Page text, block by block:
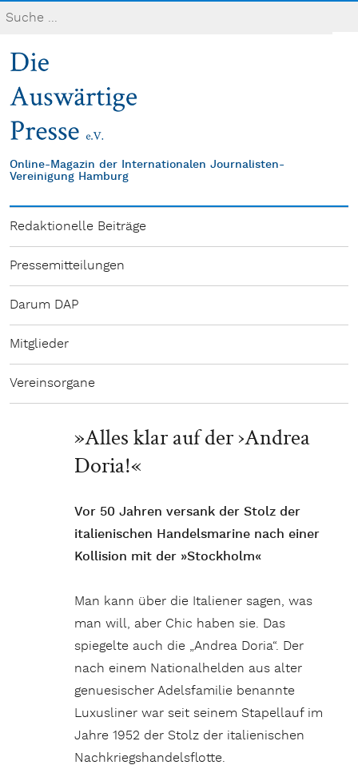
Online-Magazin der Internationalen Journalisten-
Vereinigung Hamburg
Redaktionelle Beiträge
Pressemitteilungen
Darum DAP
Mitglieder
Vereinsorgane
»Alles klar auf der ›Andrea
Doria!«
Vor 50 Jahren versank der Stolz der
italienischen Handelsmarine nach einer
Kollision mit der »Stockholm«
Man kann über die Italiener sagen, was
man will, aber Chic haben sie. Das
spiegelte auch die „Andrea Doria“. Der
nach einem Nationalhelden aus alter
genuesischer Adelsfamilie benannte
Luxusliner war seit seinem Stapellauf im
Jahre 1952 der Stolz der italienischen
Nachkriegshandelsflotte.